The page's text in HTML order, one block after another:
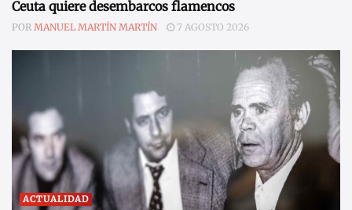
Ceuta quiere desembarcos flamencos
POR MANUEL MARTÍN MARTÍN 7 AGOSTO 2026
ACTUALIDAD